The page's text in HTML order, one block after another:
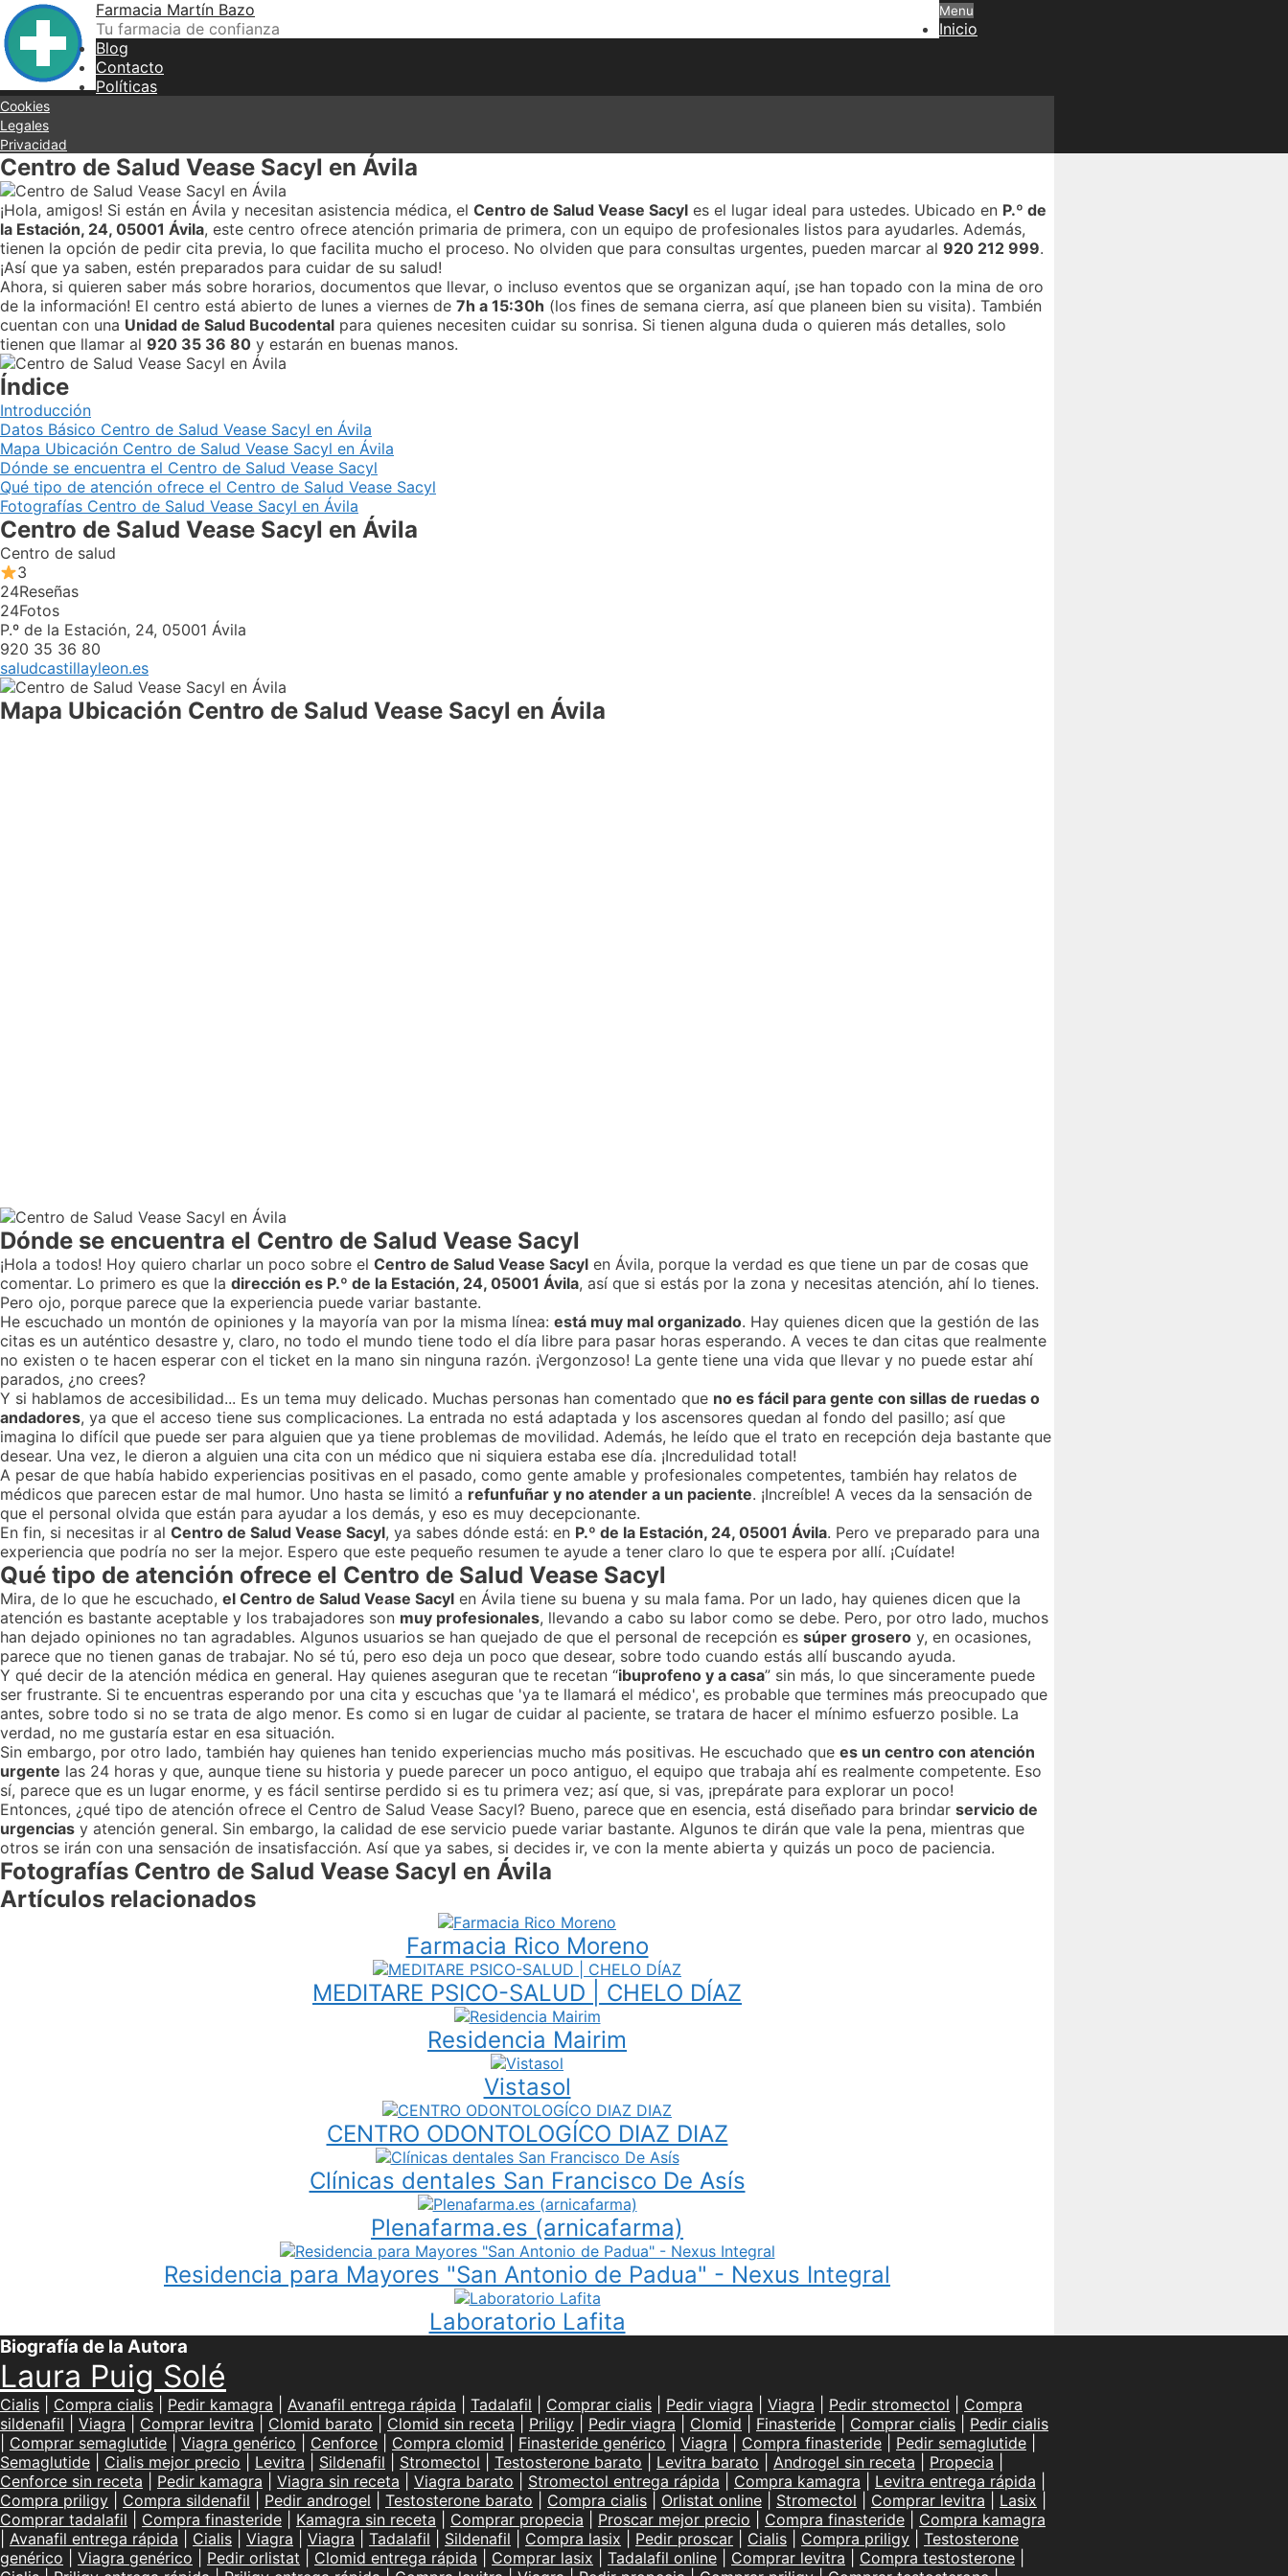
Skip
to
content
Farmacia Martín Bazo
Tu farmacia de confianza
Menu
Inicio
Blog
Contacto
Políticas
Cookies
Legales
Privacidad
Centro de Salud Vease Sacyl en Ávila
¡Hola, amigos! Si están en Ávila y necesitan asistencia médica, el Centro de Salud Vease Sacyl es el lugar ideal para ustedes. Ubicado en P.º de
la Estación, 24, 05001 Ávila, este centro ofrece atención primaria de primera, con un equipo de profesionales listos para ayudarles. Además,
tienen la opción de pedir cita previa, lo que facilita mucho el proceso. No olviden que para consultas urgentes, pueden marcar al 920 212 999.
¡Así que ya saben, estén preparados para cuidar de su salud!
Ahora, si quieren saber más sobre horarios, documentos que llevar, o incluso eventos que se organizan aquí, ¡se han topado con la mina de oro
de la información! El centro está abierto de lunes a viernes de 7h a 15:30h (los fines de semana cierra, así que planeen bien su visita). También
cuentan con una Unidad de Salud Bucodental para quienes necesiten cuidar su sonrisa. Si tienen alguna duda o quieren más detalles, solo
tienen que llamar al 920 35 36 80 y estarán en buenas manos.
Índice
Introducción
Datos Básico Centro de Salud Vease Sacyl en Ávila
Mapa Ubicación Centro de Salud Vease Sacyl en Ávila
Dónde se encuentra el Centro de Salud Vease Sacyl
Qué tipo de atención ofrece el Centro de Salud Vease Sacyl
Fotografías Centro de Salud Vease Sacyl en Ávila
Centro de Salud Vease Sacyl en Ávila
Centro de salud
3
24Reseñas
24Fotos
P.º de la Estación, 24, 05001 Ávila
920 35 36 80
saludcastillayleon.es
Mapa Ubicación Centro de Salud Vease Sacyl en Ávila
Dónde se encuentra el Centro de Salud Vease Sacyl
¡Hola a todos! Hoy quiero charlar un poco sobre el Centro de Salud Vease Sacyl en Ávila, porque la verdad es que tiene un par de cosas que
comentar. Lo primero es que la dirección es P.º de la Estación, 24, 05001 Ávila, así que si estás por la zona y necesitas atención, ahí lo tienes.
Pero ojo, porque parece que la experiencia puede variar bastante.
He escuchado un montón de opiniones y la mayoría van por la misma línea: está muy mal organizado. Hay quienes dicen que la gestión de las
citas es un auténtico desastre y, claro, no todo el mundo tiene todo el día libre para pasar horas esperando. A veces te dan citas que realmente
no existen o te hacen esperar con el ticket en la mano sin ninguna razón. ¡Vergonzoso! La gente tiene una vida que llevar y no puede estar ahí
parados, ¿no crees?
Y si hablamos de accesibilidad... Es un tema muy delicado. Muchas personas han comentado que no es fácil para gente con sillas de ruedas o
andadores, ya que el acceso tiene sus complicaciones. La entrada no está adaptada y los ascensores quedan al fondo del pasillo; así que
imagina lo difícil que puede ser para alguien que ya tiene problemas de movilidad. Además, he leído que el trato en recepción deja bastante que
desear. Una vez, le dieron a alguien una cita con un médico que ni siquiera estaba ese día. ¡Incredulidad total!
A pesar de que había habido experiencias positivas en el pasado, como gente amable y profesionales competentes, también hay relatos de
médicos que parecen estar de mal humor. Uno hasta se limitó a refunfuñar y no atender a un paciente. ¡Increíble! A veces da la sensación de
que el personal olvida que están para ayudar a los demás, y eso es muy decepcionante.
En fin, si necesitas ir al Centro de Salud Vease Sacyl, ya sabes dónde está: en P.º de la Estación, 24, 05001 Ávila. Pero ve preparado para una
experiencia que podría no ser la mejor. Espero que este pequeño resumen te ayude a tener claro lo que te espera por allí. ¡Cuídate!
Qué tipo de atención ofrece el Centro de Salud Vease Sacyl
Mira, de lo que he escuchado, el Centro de Salud Vease Sacyl en Ávila tiene su buena y su mala fama. Por un lado, hay quienes dicen que la
atención es bastante aceptable y los trabajadores son muy profesionales, llevando a cabo su labor como se debe. Pero, por otro lado, muchos
han dejado opiniones no tan agradables. Algunos usuarios se han quejado de que el personal de recepción es súper grosero y, en ocasiones,
parece que no tienen ganas de trabajar. No sé tú, pero eso deja un poco que desear, sobre todo cuando estás allí buscando ayuda.
Y qué decir de la atención médica en general. Hay quienes aseguran que te recetan “ibuprofeno y a casa” sin más, lo que sinceramente puede
ser frustrante. Si te encuentras esperando por una cita y escuchas que 'ya te llamará el médico', es probable que termines más preocupado que
antes, sobre todo si no se trata de algo menor. Es como si en lugar de cuidar al paciente, se tratara de hacer el mínimo esfuerzo posible. La
verdad, no me gustaría estar en esa situación.
Sin embargo, por otro lado, también hay quienes han tenido experiencias mucho más positivas. He escuchado que es un centro con atención
urgente las 24 horas y que, aunque tiene su historia y puede parecer un poco antiguo, el equipo que trabaja ahí es realmente competente. Eso
sí, parece que es un lugar enorme, y es fácil sentirse perdido si es tu primera vez; así que, si vas, ¡prepárate para explorar un poco!
Entonces, ¿qué tipo de atención ofrece el Centro de Salud Vease Sacyl? Bueno, parece que en esencia, está diseñado para brindar servicio de
urgencias y atención general. Sin embargo, la calidad de ese servicio puede variar bastante. Algunos te dirán que vale la pena, mientras que
otros se irán con una sensación de insatisfacción. Así que ya sabes, si decides ir, ve con la mente abierta y quizás un poco de paciencia.
Fotografías Centro de Salud Vease Sacyl en Ávila
Artículos relacionados
Farmacia Rico Moreno
MEDITARE PSICO-SALUD | CHELO DÍAZ
Residencia Mairim
Vistasol
CENTRO ODONTOLOGÍCO DIAZ DIAZ
Clínicas dentales San Francisco De Asís
Plenafarma.es (arnicafarma)
Residencia para Mayores "San Antonio de Padua" - Nexus Integral
Laboratorio Lafita
Biografía de la Autora
Laura Puig Solé
Cialis Compra cialis Pedir kamagra Avanafil entrega rápida Tadalafil Comprar cialis Pedir viagra Viagra Pedir stromectol
Compra
sildenafil
Viagra Comprar levitra Clomid barato Clomid sin receta Priligy Pedir viagra Clomid Finasteride Comprar cialis
Pedir cialis
Comprar semaglutide Viagra genérico Cenforce Compra clomid Finasteride genérico Viagra Compra finasteride Pedir semaglutide
Semaglutide
Cialis mejor precio Levitra Sildenafil Stromectol Testosterone barato Levitra barato Androgel sin receta Propecia
Cenforce sin receta
Pedir kamagra Viagra sin receta Viagra barato Stromectol entrega rápida Compra kamagra Levitra entrega rápida
Compra priligy
Compra sildenafil Pedir androgel Testosterone barato Compra cialis Orlistat online Stromectol Comprar levitra Lasix
Comprar tadalafil
Compra finasteride Kamagra sin receta Comprar propecia Proscar mejor precio Compra finasteride
Compra kamagra
Avanafil entrega rápida Cialis Viagra Viagra Tadalafil Sildenafil Compra lasix Pedir proscar Cialis Compra priligy
Testosterone
genérico
Viagra genérico Pedir orlistat Clomid entrega rápida Comprar lasix Tadalafil online Comprar levitra Compra testosterone